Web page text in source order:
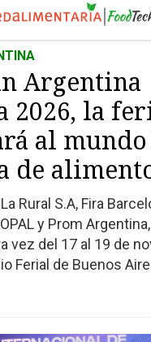
Argentina
2026, la
al
de
Rural S.A, Fira
y Prom
vez del 17 al 19 de
Ferial de Buenos